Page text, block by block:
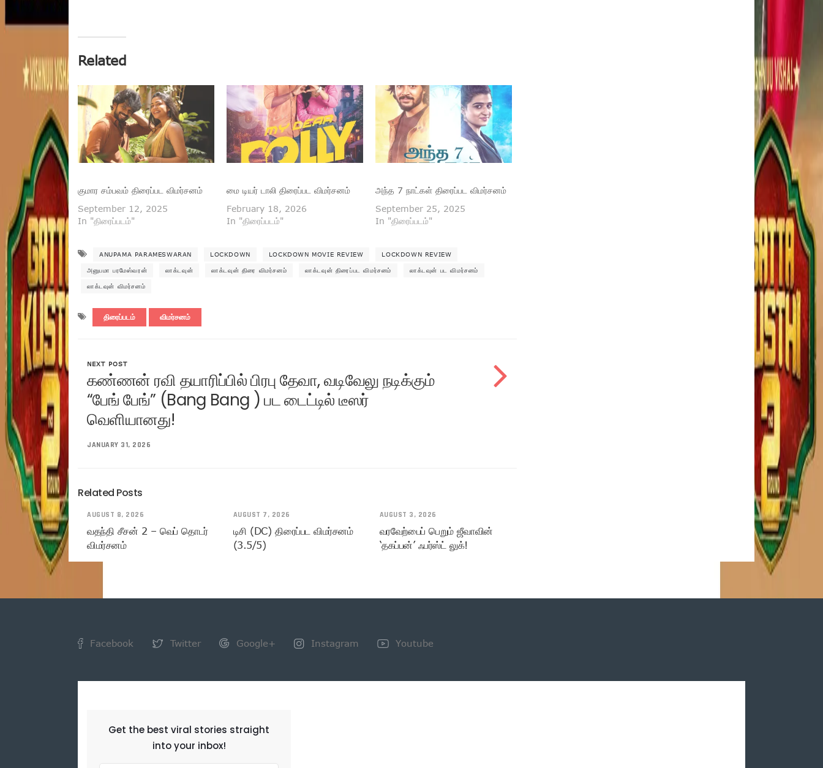
Related
குமார சம்பவம் திரைப்பட விமர்சனம்
September 12, 2025
In "திரைப்படம்"
மை டியர் டாலி திரைப்பட விமர்சனம்
February 18, 2026
In "திரைப்படம்"
அந்த 7 நாட்கள் திரைப்பட விமர்சனம்
September 25, 2025
In "திரைப்படம்"
ANUPAMA PARAMESWARAN LOCKDOWN LOCKDOWN MOVIE REVIEW LOCKDOWN REVIEW
அனுபமா பரமேஸ்வரன் லாக்டவுன் லாக்டவுன் திரை விமர்சனம் லாக்டவுன் திரைப்பட விமர்சனம் லாக்டவுன் பட விமர்சனம்
லாக்டவுன் விமர்சனம்
திரைப்படம் விமர்சனம்
NEXT POST
கண்ணன் ரவி தயாரிப்பில் பிரபு தேவா, வடிவேலு நடிக்கும்
“பேங் பேங்” (Bang Bang ) பட டைட்டில் டீஸர்
வெளியானது!
JANUARY 31, 2026
Related Posts
AUGUST 8, 2026
வதந்தி சீசன் 2 – வெப் தொடர்
விமர்சனம்
AUGUST 7, 2026
டிசி (DC) திரைப்பட விமர்சனம்
(3.5/5)
AUGUST 3, 2026
வரவேற்பைப் பெறும் ஜீவாவின்
‘தகப்பன்’ ஃபர்ஸ்ட் லுக்!
Facebook Twitter Google+ Instagram Youtube
Get the best viral stories straight
into your inbox!